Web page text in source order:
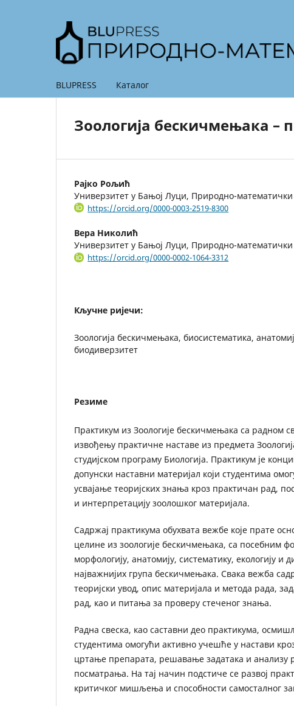
BLUPRESS Каталог
Зоологија бескичмењака –
Раjко Рољић
Универзитет у Бањој Луци, Природно-математички
https://orcid.org/0000-0003-2519-8300
Вера Николић
Универзитет у Бањој Луци, Природно-математички
https://orcid.org/0000-0002-1064-3312
Кључне ријечи:
Зоологија бескичмењака, биосистематика,
биодиверзитет
Резиме
Практикум из Зоологије бескичмењака са радном
извођењу практичне наставе из предмета
студијском програму Биологија. Практикум је
допунски наставни материјал који студентима
усвајање теоријских знања кроз практичан рад,
и интерпретацију зоолошког материјала.
Садржај практикума обухвата вежбе које прате
целине из зоологије бескичмењака, са посебним
морфологију, анатомију, систематику, екологију и
најважнијих група бескичмењака. Свака вежба
теоријски увод, опис материјала и метода рада,
рад, као и питања за проверу стеченог знања.
Радна свеска, као саставни део практикума,
студентима омогући активно учешће у настави
цртање препарата, решавање задатака и анализу
посматрања. На тај начин подстиче се развој
критичког мишљења и способности самосталног